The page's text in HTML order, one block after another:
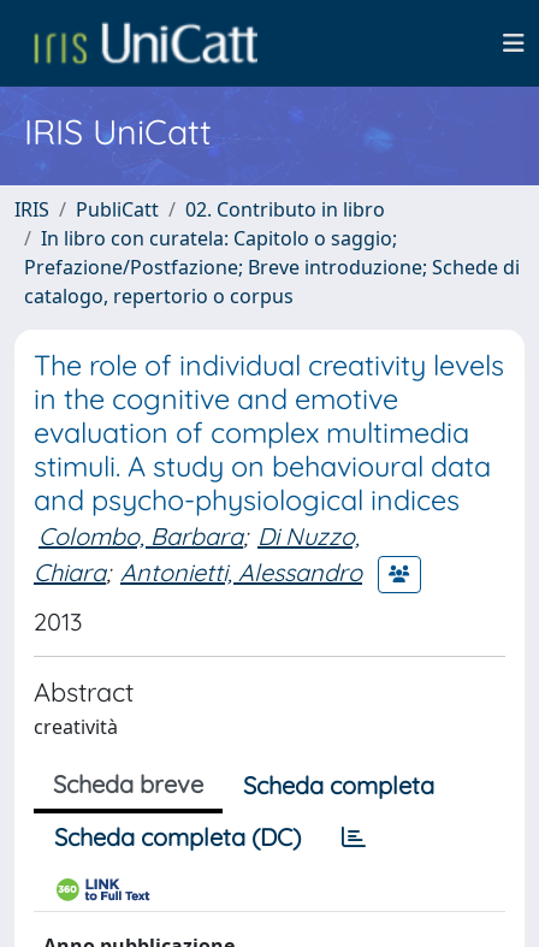
IRIS UniCatt
IRIS PubliCatt
02. Contributo in libro
In libro con curatela: Capitolo o saggio;
Prefazione/Postfazione; Breve introduzione; Schede di
catalogo, repertorio o corpus
The role of individual creativity levels
in the cognitive and emotive
evaluation of complex multimedia
stimuli. A study on behavioural data
and psycho-physiological indices
Colombo, Barbara; Di Nuzzo,
Chiara; Antonietti, Alessandro
2013
Abstract
creatività
Scheda breve
Scheda completa
Scheda completa (DC)